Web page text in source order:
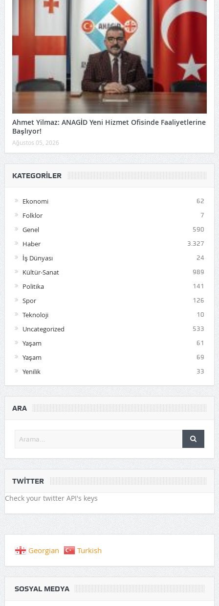
Ahmet Yilmaz: ANAGİD Yeni Hizmet Ofisinde Faaliyetlerine
Başlıyor!
Ağustos 05, 2026
KATEGORILER
Ekonomi 62
Folklor 7
Genel 590
Haber 3.327
İş Dünyası 24
Kültür-Sanat 989
Politika 141
Spor 126
Teknoloji 10
Uncategorized 533
Yaşam 61
Yaşam 69
Yenilik 33
ARA
TWITTER
Check your twitter API's keys
Georgian Turkish
SOSYAL MEDYA